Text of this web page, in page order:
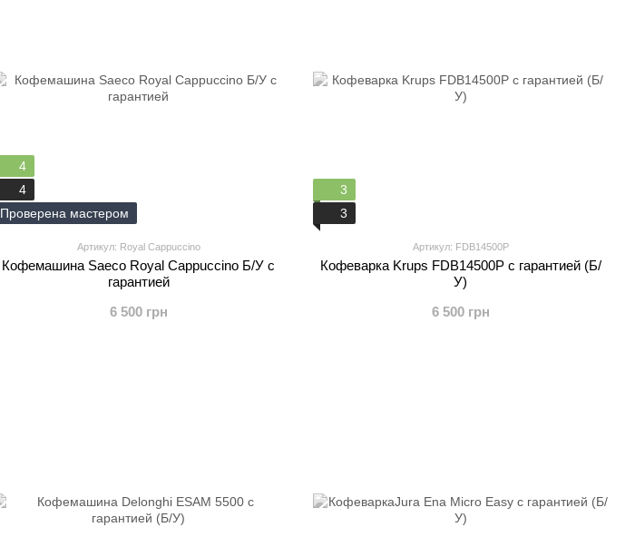
4
4
Проверена мастером
Артикул: Royal Cappuccino
Кофемашина Saeco Royal Cappuccino Б/У с
гарантией
6 500 грн
3
3
Артикул: FDB14500P
Кофеварка Krups FDB14500P с гарантией (Б/
У)
6 500 грн